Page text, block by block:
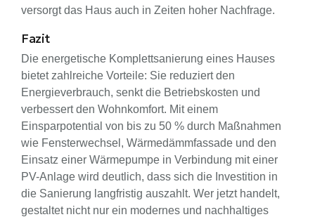
versorgt das Haus auch in Zeiten hoher Nachfrage.
Fazit
Die energetische Komplettsanierung eines Hauses
bietet zahlreiche Vorteile: Sie reduziert den
Energieverbrauch, senkt die Betriebskosten und
verbessert den Wohnkomfort. Mit einem
Einsparpotential von bis zu 50 % durch Maßnahmen
wie Fensterwechsel, Wärmedämmfassade und den
Einsatz einer Wärmepumpe in Verbindung mit einer
PV-Anlage wird deutlich, dass sich die Investition in
die Sanierung langfristig auszahlt. Wer jetzt handelt,
gestaltet nicht nur ein modernes und nachhaltiges